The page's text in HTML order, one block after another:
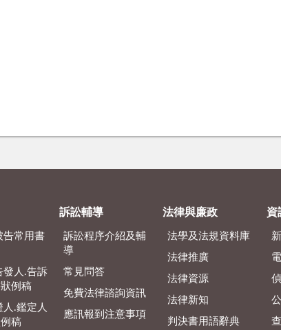
告常用書
發人.告訴
例稿
人.鑑定人
稿
訴訟輔導
訴訟程序介紹及輔
導
常見問答
免費法律諮詢資訊
應訊報到注意事項
法律與廉政
法學及法規資料庫
法律推廣
法律資源
法律新知
判決書用語辭典
資